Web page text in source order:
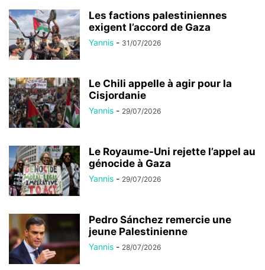
Les factions palestiniennes
exigent l’accord de Gaza
Yannis - 31/07/2026
Le Chili appelle à agir pour la
Cisjordanie
Yannis - 29/07/2026
Le Royaume-Uni rejette l’appel au
génocide à Gaza
Yannis - 29/07/2026
Pedro Sánchez remercie une
jeune Palestinienne
Yannis - 28/07/2026